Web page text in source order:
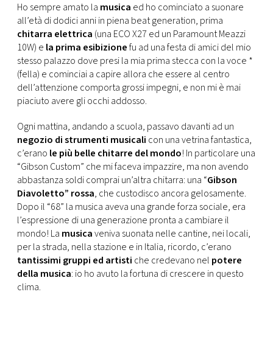
Ho sempre amato la musica ed ho cominciato a suonare
all’età di dodici anni in piena beat generation, prima
chitarra elettrica (una ECO X27 ed un Paramount Meazzi
10W) e la prima esibizionefu ad una festa di amici del mio
stesso palazzo dove presi la mia prima stecca con la voce *
(fella) e cominciai a capire allora che essere al centro
dell’attenzione comporta grossi impegni, e non mi è mai
piaciuto avere gli occhi addosso.
Ogni mattina, andando a scuola, passavo davanti ad un
negozio di strumenti musicali con una vetrina fantastica,
c’erano le più belle chitarre del mondo! In particolare una
“Gibson Custom” che mi faceva impazzire, ma non avendo
abbastanza soldi comprai un’altra chitarra: una “Gibson
Diavoletto” rossa, che custodisco ancora gelosamente.
Dopo il “68” la musica aveva una grande forza sociale, era
l’espressione di una generazione pronta a cambiare il
mondo! La musicaveniva suonata nelle cantine, nei locali,
per la strada, nella stazione e in Italia, ricordo, c’erano
tantissimi gruppi ed artisti che credevano nel potere
della musica: io ho avuto la fortuna di crescere in questo
clima.